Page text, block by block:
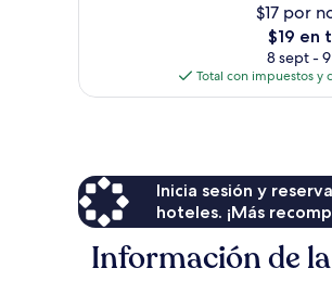
$17 por
El
precio
actual
es
$19 en
8 sept -
Total con impuestos y
Inicia sesión y
hoteles. ¡Más
Información de